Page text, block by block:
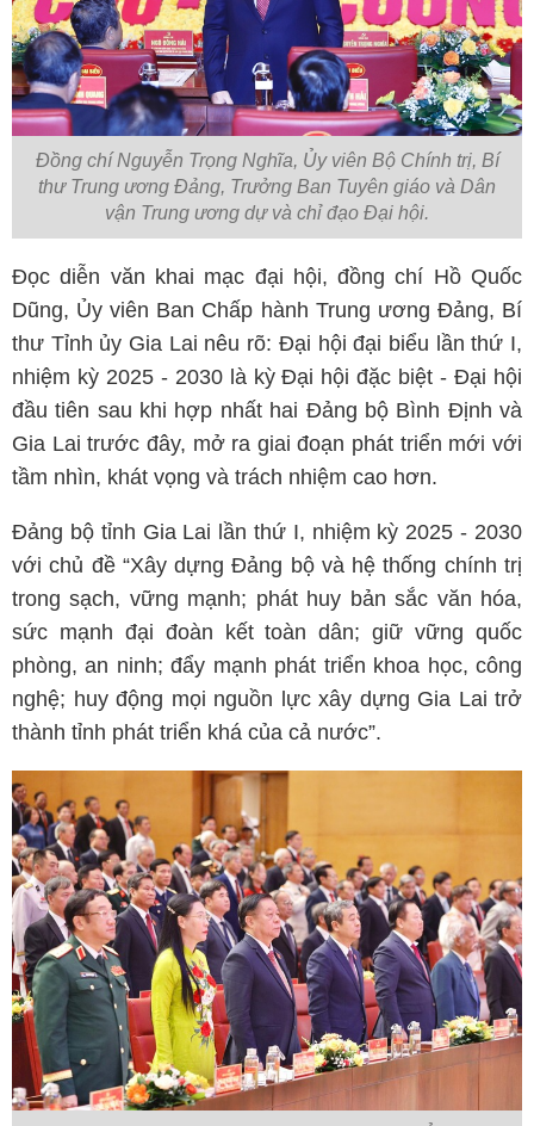
Đồng chí Nguyễn Trọng Nghĩa, Ủy viên Bộ Chính trị, Bí
thư Trung ương Đảng, Trưởng Ban Tuyên giáo và Dân
vận Trung ương dự và chỉ đạo Đại hội.
Đọc diễn văn khai mạc đại hội, đồng chí Hồ Quốc
Dũng, Ủy viên Ban Chấp hành Trung ương Đảng, Bí
thư Tỉnh ủy Gia Lai nêu rõ: Đại hội đại biểu lần thứ I,
nhiệm kỳ 2025 - 2030 là kỳ Đại hội đặc biệt - Đại hội
đầu tiên sau khi hợp nhất hai Đảng bộ Bình Định và
Gia Lai trước đây, mở ra giai đoạn phát triển mới với
tầm nhìn, khát vọng và trách nhiệm cao hơn.
Đảng bộ tỉnh Gia Lai lần thứ I, nhiệm kỳ 2025 - 2030
với chủ đề “Xây dựng Đảng bộ và hệ thống chính trị
trong sạch, vững mạnh; phát huy bản sắc văn hóa,
sức mạnh đại đoàn kết toàn dân; giữ vững quốc
phòng, an ninh; đẩy mạnh phát triển khoa học, công
nghệ; huy động mọi nguồn lực xây dựng Gia Lai trở
thành tỉnh phát triển khá của cả nước”.